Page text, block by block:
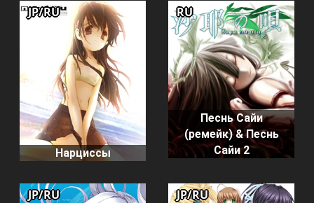
Нарциссы
JP/RU
Песнь Сайи
(ремейк) & Песнь
Сайи 2
RU
JP/RU JP/RU